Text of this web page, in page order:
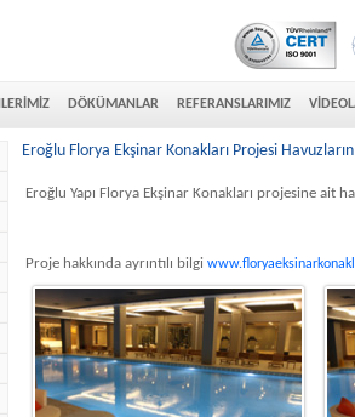
DÖKÜMANLAR REFERANSLARIMIZ
Eroğlu Florya Ekşinar Konakları Projesi Havuzların
Eroğlu Yapı Florya Ekşinar Konakları projesine ait
Proje hakkında ayrıntılı bilgi